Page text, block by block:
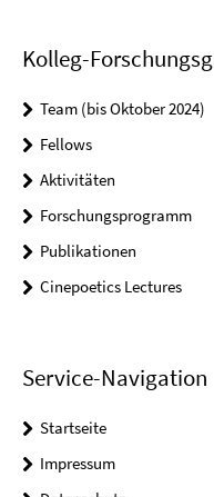
Kolleg-
Team (bis Oktober 2024)
Fellows
Aktivitäten
Forschungsprogramm
Publikationen
Cinepoetics Lectures
Service-Navigation
Startseite
Impressum